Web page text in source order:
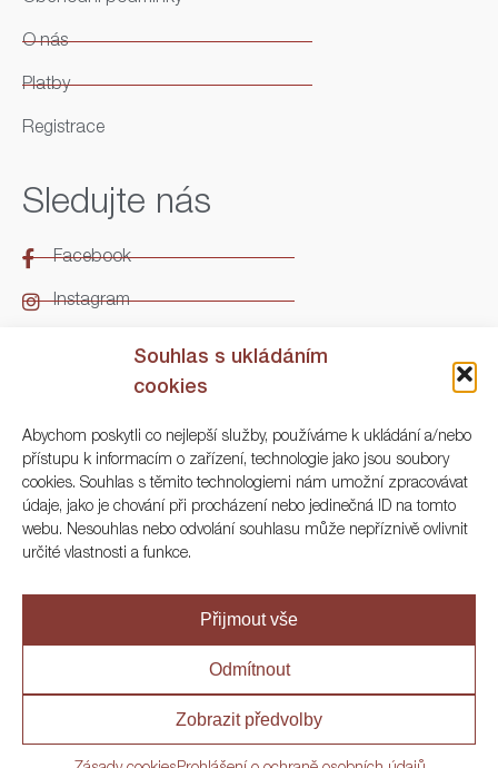
Souhlas s ukládáním
cookies
Abychom poskytli co nejlepší služby, používáme k ukládání a/nebo
přístupu k informacím o zařízení, technologie jako jsou soubory
cookies. Souhlas s těmito technologiemi nám umožní zpracovávat
údaje, jako je chování při procházení nebo jedinečná ID na tomto
webu. Nesouhlas nebo odvolání souhlasu může nepříznivě ovlivnit
určité vlastnosti a funkce.
Přijmout vše
Odmítnout
Zobrazit předvolby
O nás
Platby
Registrace
Sledujte nás
Facebook
Instagram
Kontakt
ARGO Numismatika
Korunní 83, Praha 3
+420 222 561 343
info@numisargo.com